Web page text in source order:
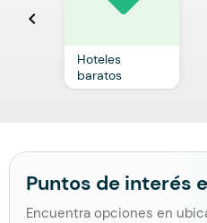
chevron_left
Hoteles
baratos
Puntos de interés
Encuentra opciones en